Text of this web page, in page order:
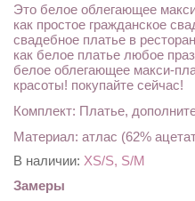
Это белое облегающее
как простое гражданское
свадебное платье в
как белое платье любое
белое облегающее макси-
красоты! покупайте сейчас!
Комплект: Платье,
Материал: атлас (62%
В наличии: XS/S, S/M
Замеры